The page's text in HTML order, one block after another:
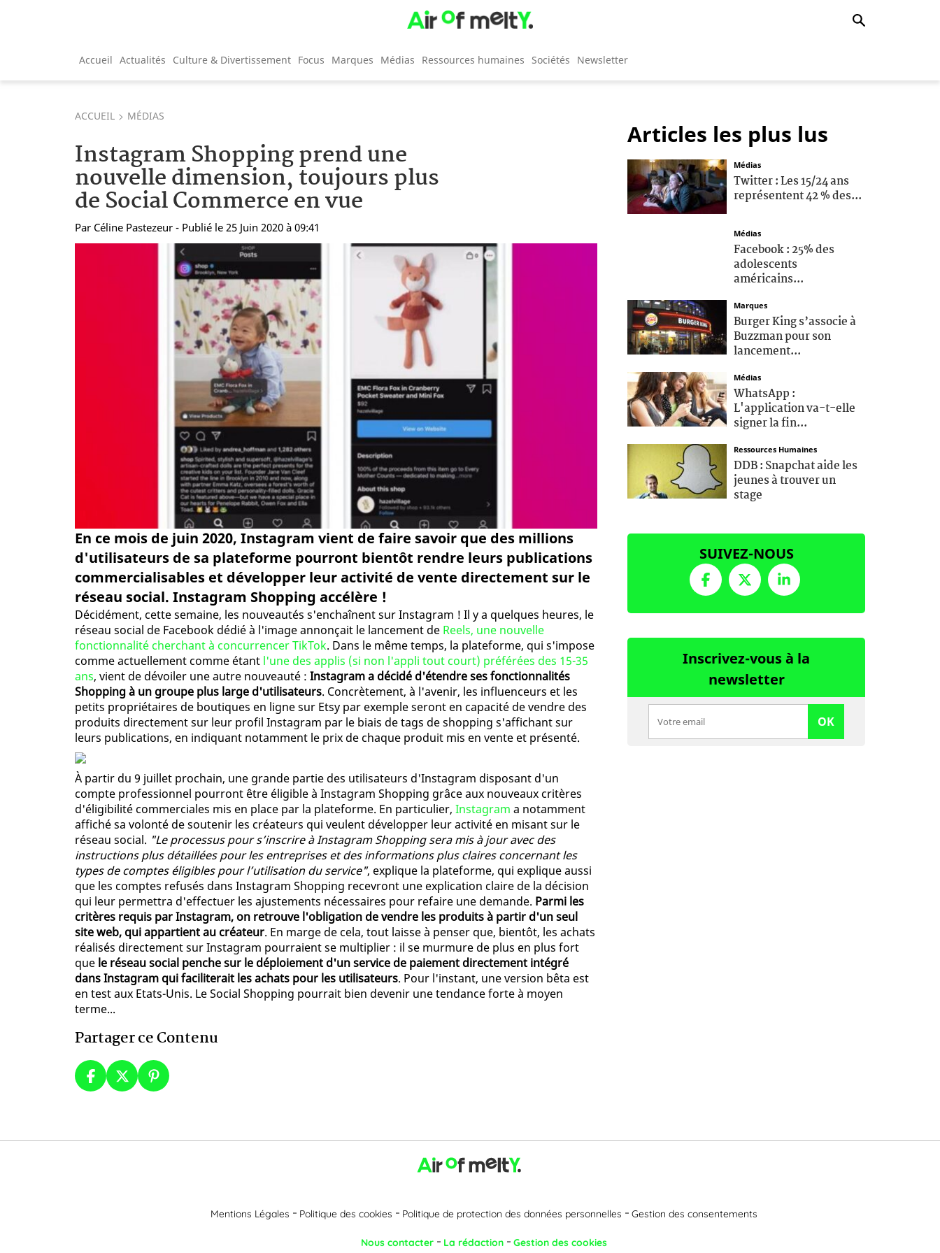
Accueil Actualités Culture & Divertissement Focus Marques Médias Ressources humaines Sociétés Newsletter
ACCUEIL MÉDIAS
Instagram Shopping prend une
nouvelle dimension, toujours plus
de Social Commerce en vue
Par Céline Pastezeur - Publié le 25 Juin 2020 à 09:41
En ce mois de juin 2020, Instagram vient de faire savoir que des millions
d'utilisateurs de sa plateforme pourront bientôt rendre leurs publications
commercialisables et développer leur activité de vente directement sur le
réseau social. Instagram Shopping accélère !
Décidément, cette semaine, les nouveautés s'enchaînent sur Instagram ! Il y a quelques heures, le
réseau social de Facebook dédié à l'image annonçait le lancement de Reels, une nouvelle
fonctionnalité cherchant à concurrencer TikTok. Dans le même temps, la plateforme, qui s'impose
comme actuellement comme étant l'une des applis (si non l'appli tout court) préférées des 15-35
ans, vient de dévoiler une autre nouveauté : Instagram a décidé d'étendre ses fonctionnalités
Shopping à un groupe plus large d'utilisateurs. Concrètement, à l'avenir, les influenceurs et les
petits propriétaires de boutiques en ligne sur Etsy par exemple seront en capacité de vendre des
produits directement sur leur profil Instagram par le biais de tags de shopping s'affichant sur
leurs publications, en indiquant notamment le prix de chaque produit mis en vente et présenté.
À partir du 9 juillet prochain, une grande partie des utilisateurs d'Instagram disposant d'un
compte professionnel pourront être éligible à Instagram Shopping grâce aux nouveaux critères
d'éligibilité commerciales mis en place par la plateforme. En particulier, Instagram a notamment
affiché sa volonté de soutenir les créateurs qui veulent développer leur activité en misant sur le
réseau social. "Le processus pour s’inscrire à Instagram Shopping sera mis à jour avec des
instructions plus détaillées pour les entreprises et des informations plus claires concernant les
types de comptes éligibles pour l’utilisation du service", explique la plateforme, qui explique aussi
que les comptes refusés dans Instagram Shopping recevront une explication claire de la décision
qui leur permettra d'effectuer les ajustements nécessaires pour refaire une demande. Parmi les
critères requis par Instagram, on retrouve l'obligation de vendre les produits à partir d'un seul
site web, qui appartient au créateur. En marge de cela, tout laisse à penser que, bientôt, les achats
réalisés directement sur Instagram pourraient se multiplier : il se murmure de plus en plus fort
que le réseau social penche sur le déploiement d'un service de paiement directement intégré
dans Instagram qui faciliterait les achats pour les utilisateurs. Pour l'instant, une version bêta est
en test aux Etats-Unis. Le Social Shopping pourrait bien devenir une tendance forte à moyen
terme...
Partager ce Contenu
Articles les plus lus
Médias
Twitter : Les 15/24 ans
représentent 42 % des...
Médias
Facebook : 25% des
adolescents
américains...
Marques
Burger King s’associe à
Buzzman pour son
lancement...
Médias
WhatsApp :
L'application va-t-elle
signer la fin...
Ressources Humaines
DDB : Snapchat aide les
jeunes à trouver un
stage
SUIVEZ-NOUS
Inscrivez-vous à la
newsletter
OK
Mentions Légales Politique des cookies Politique de protection des données personnelles Gestion des consentements
Nous contacter La rédaction Gestion des cookies